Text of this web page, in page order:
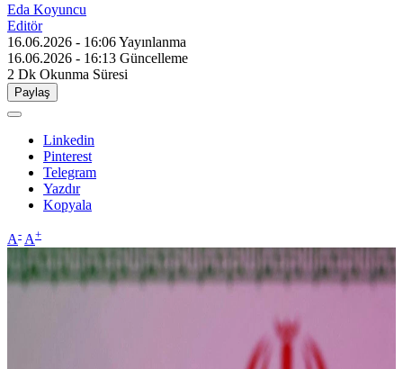
Eda Koyuncu
Editör
16.06.2026 - 16:06Yayınlanma
16.06.2026 - 16:13 Güncelleme
2 Dk Okunma Süresi
Paylaş
Linkedin
Pinterest
Telegram
Yazdır
Kopyala
A- A+